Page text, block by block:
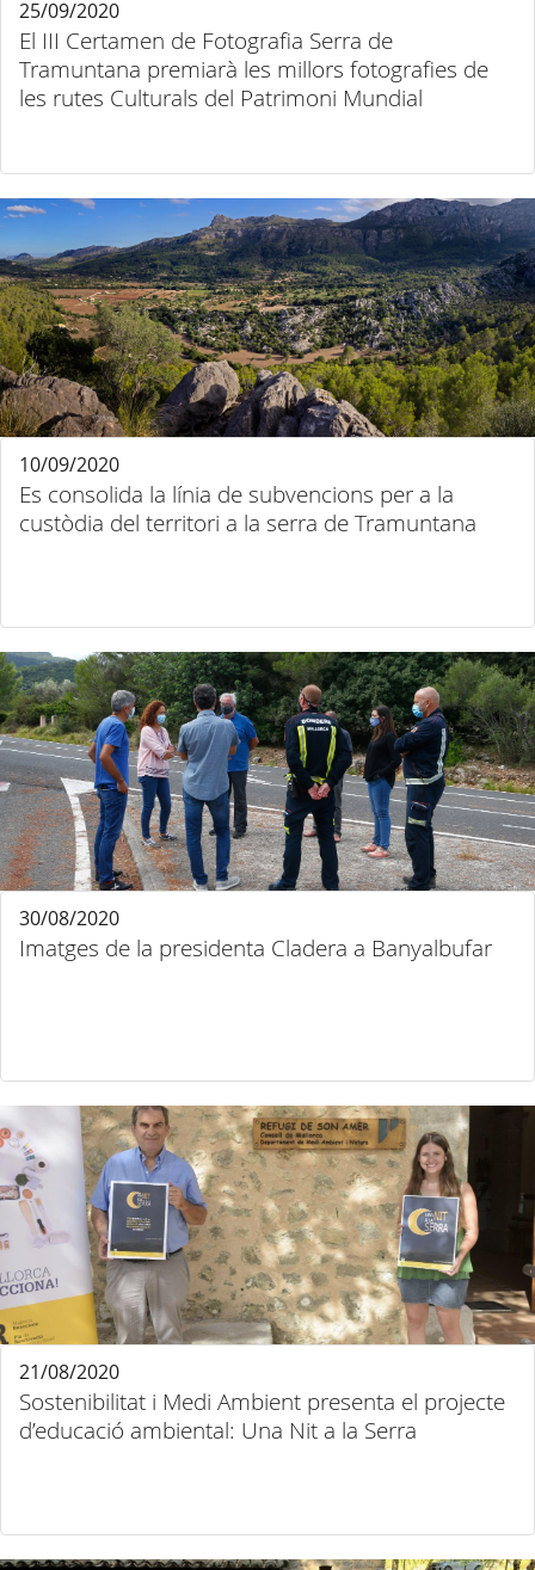
El III Certamen de Fotografia Serra de
Tramuntana premiarà les millors fotografies de
les rutes Culturals del Patrimoni Mundial
25/09/2020
Es consolida la línia de subvencions per a la
custòdia del territori a la serra de Tramuntana
10/09/2020
Imatges de la presidenta Cladera a Banyalbufar
30/08/2020
Sostenibilitat i Medi Ambient presenta el projecte
d’educació ambiental: Una Nit a la Serra
21/08/2020